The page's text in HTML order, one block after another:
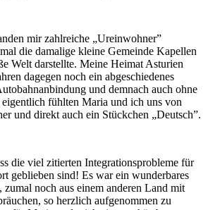
mir zahlreiche „Ureinwohner”
die damalige kleine Gemeinde Kapellen
Welt darstellte. Meine Heimat Asturien
dagegen noch ein abgeschiedenes
und demnach auch ohne
fühlten Maria und ich uns von
und direkt auch ein Stückchen „Deutsch”.
die viel zitierten Integrationsprobleme für
geblieben sind! Es war ein wunderbares
noch aus einem anderen Land mit
so herzlich aufgenommen zu